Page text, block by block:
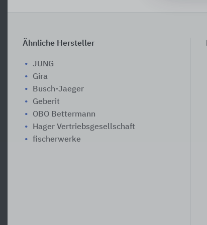
Ähnliche Hersteller
JUNG
Gira
Busch-Jaeger
Geberit
OBO Bettermann
Hager Vertriebsgesellschaft
fischerwerke